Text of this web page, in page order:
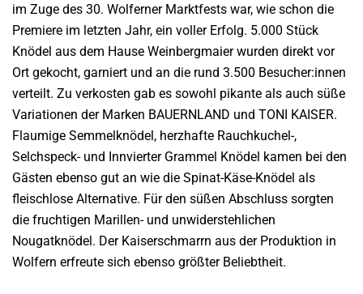
im Zuge des 30. Wolferner Marktfests war, wie schon die
Premiere im letzten Jahr, ein voller Erfolg. 5.000 Stück
Knödel aus dem Hause Weinbergmaier wurden direkt vor
Ort gekocht, garniert und an die rund 3.500 Besucher:innen
verteilt. Zu verkosten gab es sowohl pikante als auch süße
Variationen der Marken BAUERNLAND und TONI KAISER.
Flaumige Semmelknödel, herzhafte Rauchkuchel-,
Selchspeck- und Innvierter Grammel Knödel kamen bei den
Gästen ebenso gut an wie die Spinat-Käse-Knödel als
fleischlose Alternative. Für den süßen Abschluss sorgten
die fruchtigen Marillen- und unwiderstehlichen
Nougatknödel. Der Kaiserschmarrn aus der Produktion in
Wolfern erfreute sich ebenso größter Beliebtheit.